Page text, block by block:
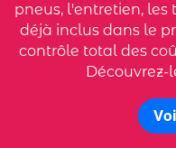
pneus, l'entretien, les
déjà inclus dans le
contrôle total des